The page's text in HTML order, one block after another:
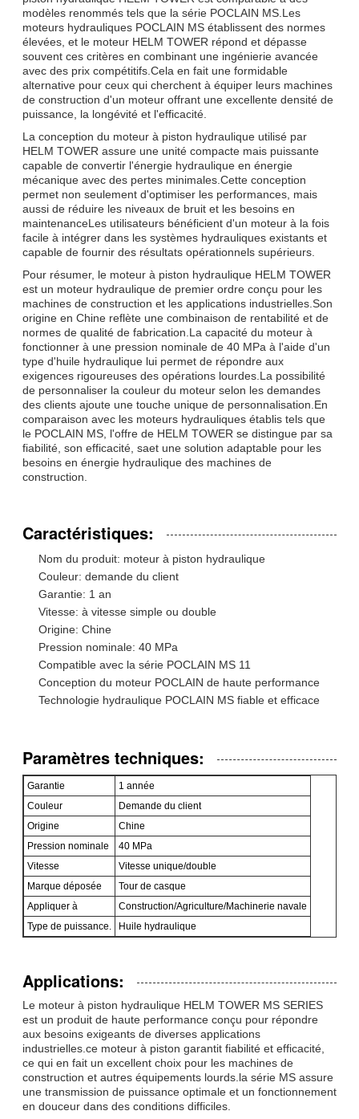
modèles renommés tels que la série POCLAIN MS.Les
moteurs hydrauliques POCLAIN MS établissent des normes
élevées, et le moteur HELM TOWER répond et dépasse
souvent ces critères en combinant une ingénierie avancée
avec des prix compétitifs.Cela en fait une formidable
alternative pour ceux qui cherchent à équiper leurs machines
de construction d'un moteur offrant une excellente densité de
puissance, la longévité et l'efficacité.
La conception du moteur à piston hydraulique utilisé par
HELM TOWER assure une unité compacte mais puissante
capable de convertir l'énergie hydraulique en énergie
mécanique avec des pertes minimales.Cette conception
permet non seulement d'optimiser les performances, mais
aussi de réduire les niveaux de bruit et les besoins en
maintenanceLes utilisateurs bénéficient d'un moteur à la fois
facile à intégrer dans les systèmes hydrauliques existants et
capable de fournir des résultats opérationnels supérieurs.
Pour résumer, le moteur à piston hydraulique HELM TOWER
est un moteur hydraulique de premier ordre conçu pour les
machines de construction et les applications industrielles.Son
origine en Chine reflète une combinaison de rentabilité et de
normes de qualité de fabrication.La capacité du moteur à
fonctionner à une pression nominale de 40 MPa à l'aide d'un
type d'huile hydraulique lui permet de répondre aux
exigences rigoureuses des opérations lourdes.La possibilité
de personnaliser la couleur du moteur selon les demandes
des clients ajoute une touche unique de personnalisation.En
comparaison avec les moteurs hydrauliques établis tels que
le POCLAIN MS, l'offre de HELM TOWER se distingue par sa
fiabilité, son efficacité, saet une solution adaptable pour les
besoins en énergie hydraulique des machines de
construction.
Caractéristiques:
Nom du produit: moteur à piston hydraulique
Couleur: demande du client
Garantie: 1 an
Vitesse: à vitesse simple ou double
Origine: Chine
Pression nominale: 40 MPa
Compatible avec la série POCLAIN MS 11
Conception du moteur POCLAIN de haute performance
Technologie hydraulique POCLAIN MS fiable et efficace
Paramètres techniques:
Garantie
1 année
Couleur
Demande du client
Origine
Chine
Pression nominale
40 MPa
Vitesse
Vitesse unique/double
Marque déposée
Tour de casque
Appliquer à
Construction/Agriculture/Machinerie navale
Type de puissance.
Huile hydraulique
Applications:
Le moteur à piston hydraulique HELM TOWER MS SERIES
est un produit de haute performance conçu pour répondre
aux besoins exigeants de diverses applications
industrielles.ce moteur à piston garantit fiabilité et efficacité,
ce qui en fait un excellent choix pour les machines de
construction et autres équipements lourds.la série MS assure
une transmission de puissance optimale et un fonctionnement
en douceur dans des conditions difficiles.